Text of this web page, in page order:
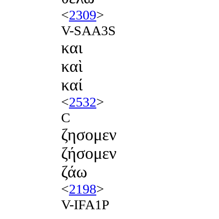
<2309>
V-SAA3S
και
καὶ
καί
<2532>
C
ζησομεν
ζήσομεν
ζάω
<2198>
V-IFA1P